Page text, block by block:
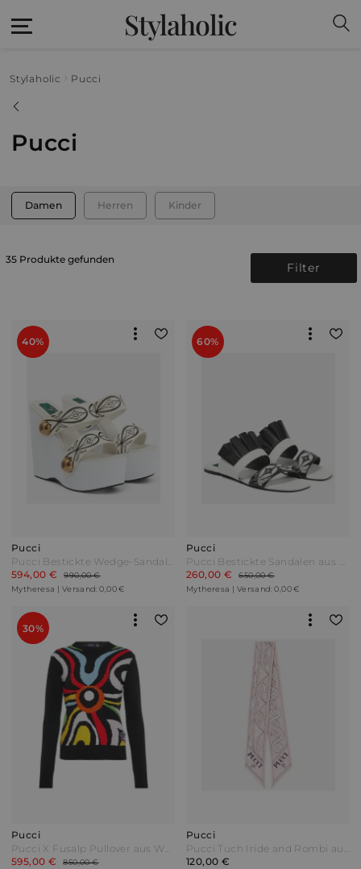
Stylaholic
Stylaholic Pucci
Pucci
Damen Herren Kinder
35 Produkte gefunden
Filter
40%
Pucci
Pucci Bestickte Wedge-Sandalen aus Leder Weiß
594,00 €
990,00 €
Mytheresa | Versand: 0,00 €
60%
Pucci
Pucci Bestickte Sandalen aus Leder Bunt
260,00 €
650,00 €
Mytheresa | Versand: 0,00 €
30%
Pucci
Pucci X Fusalp Pullover aus Wolle Schwarz
595,00 €
850,00 €
Pucci
Pucci Tuch Iride and Rombi aus Seiden-Twill Pink
120,00 €